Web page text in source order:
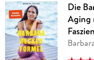
Die
Aging